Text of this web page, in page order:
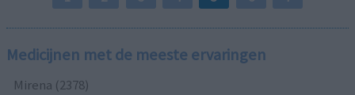
Medicijnen met de meeste ervaringen
Mirena (2378)